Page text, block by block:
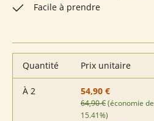
Facile à prendre
Quantité Prix unitaire
À 2 54,90 €
64,90 €(économie de
15.41%)